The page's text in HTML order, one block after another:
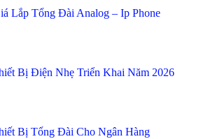
Lắp Tổng Đài Analog – Ip Phone
Bị Điện Nhẹ Triển Khai Năm 2026
Bị Tổng Đài Cho Ngân Hàng